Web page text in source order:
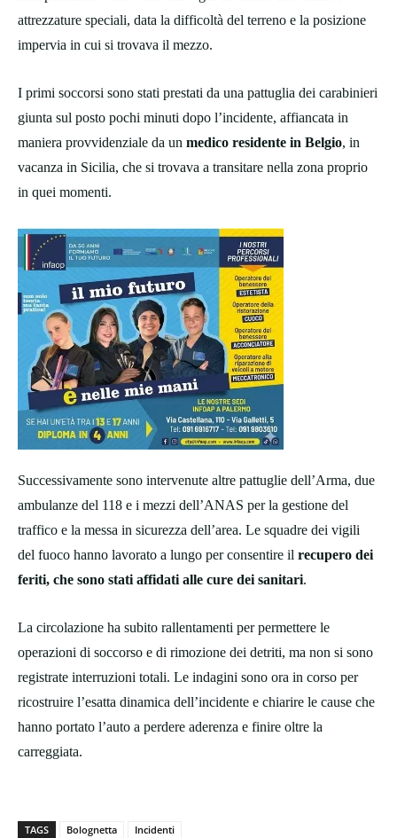
attrezzature speciali, data la difficoltà del terreno e la posizione
impervia in cui si trovava il mezzo.
I primi soccorsi sono stati prestati da una pattuglia dei carabinieri
giunta sul posto pochi minuti dopo l’incidente, affiancata in
maniera provvidenziale da un medico residente in Belgio, in
vacanza in Sicilia, che si trovava a transitare nella zona proprio
in quei momenti.
Successivamente sono intervenute altre pattuglie dell’Arma, due
ambulanze del 118 e i mezzi dell’ANAS per la gestione del
traffico e la messa in sicurezza dell’area. Le squadre dei vigili
del fuoco hanno lavorato a lungo per consentire il recupero dei
feriti, che sono stati affidati alle cure dei sanitari.
La circolazione ha subito rallentamenti per permettere le
operazioni di soccorso e di rimozione dei detriti, ma non si sono
registrate interruzioni totali. Le indagini sono ora in corso per
ricostruire l’esatta dinamica dell’incidente e chiarire le cause che
hanno portato l’auto a perdere aderenza e finire oltre la
carreggiata.
TAGS Bolognetta Incidenti